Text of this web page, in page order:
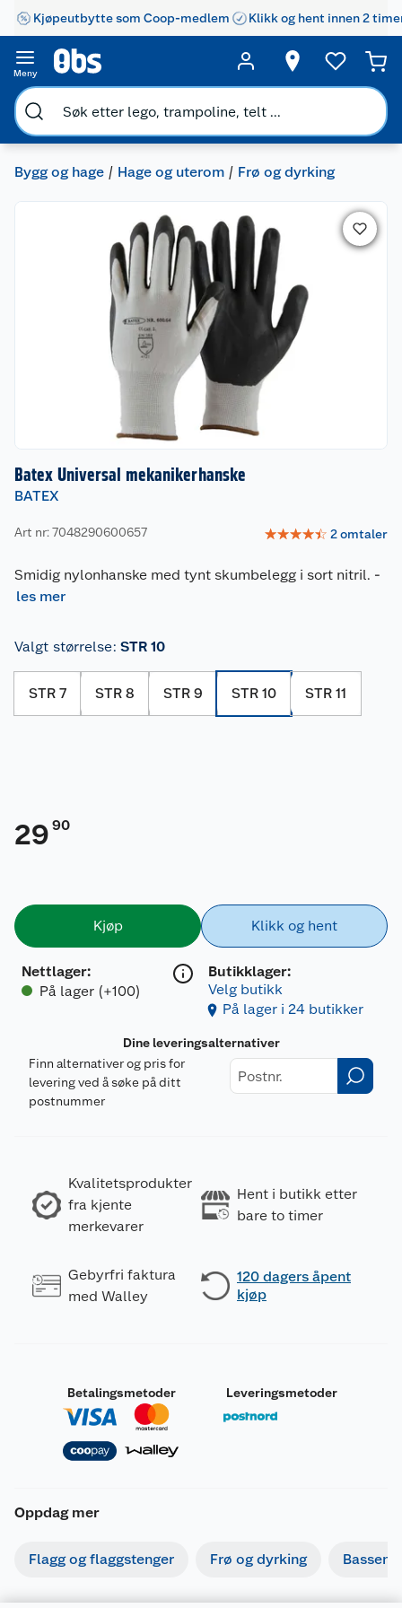
Kjøpeutbytte som Coop-medlem Klikk og hent innen 2
Meny
Bygg og hage Hage og uterom Frø og dyrking
Batex Universal mekanikerhanske
BATEX
Art nr: 7048290600657 ☆☆☆☆☆ 2omtaler
Smidig nylonhanske med tynt skumbelegg i sort nitril. -
les mer
Valgt størrelse: STR 10
STR 7 STR 8 STR 9 STR 10 STR 11
29 90
Kjøp
Nettlager:
På lager (+100)
Klikk og hent
Butikklager:
Velg butikk
På lager i 24 butikker
Dine leveringsalternativer
Finn alternativer og pris for
levering ved å søke på ditt
postnummer
Kvalitetsprodukter
fra kjente
merkevarer
Hent i butikk etter
bare to timer
Gebyrfri faktura
med Walley
120 dagers åpent
kjøp
Betalingsmetoder Leveringsmetoder
Oppdag mer
Flagg og flaggstenger Frø og dyrking Basseng